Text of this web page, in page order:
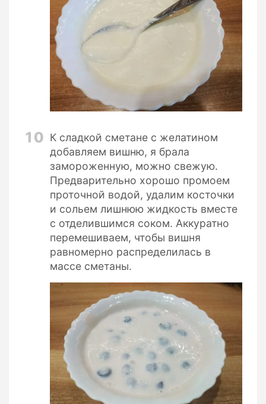
10 К сладкой сметане с желатином
добавляем вишню, я брала
замороженную, можно свежую.
Предварительно хорошо промоем
проточной водой, удалим косточки
и сольем лишнюю жидкость вместе
с отделившимся соком. Аккуратно
перемешиваем, чтобы вишня
равномерно распределилась в
массе сметаны.